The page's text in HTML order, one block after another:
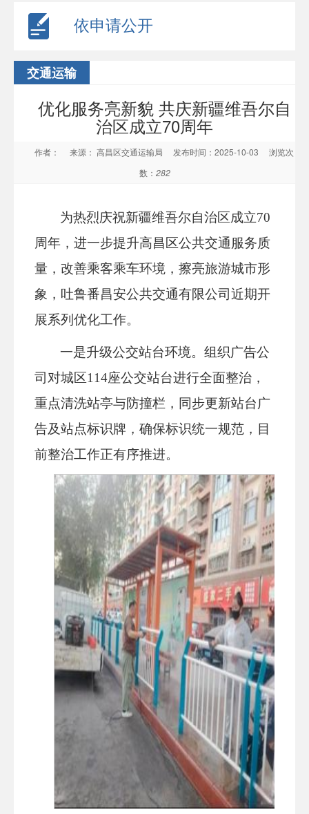
依申请公开
交通运输
优化服务亮新貌 共庆新疆维吾尔自
治区成立70周年
作者： 来源： 高昌区交通运输局 发布时间：2025-10-03
浏览次
数： 282
为热烈庆祝新疆维吾尔自治区成立70
周年，进一步提升高昌区公共交通服务质
量，改善乘客乘车环境，擦亮旅游城市形
象，吐鲁番昌安公共交通有限公司近期开
展系列优化工作。
一是升级公交站台环境。组织广告公
司对城区114座公交站台进行全面整治，
重点清洗站亭与防撞栏，同步更新站台广
告及站点标识牌，确保标识统一规范，目
前整治工作正有序推进。